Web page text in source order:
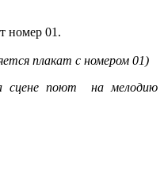
номер 01.
плакат с номером 01)
поют на мелодию